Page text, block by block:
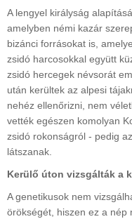
A lengyel királyság
amelyben némi kazár
bizánci forrásokat is,
zsidó harcosokkal együtt
zsidó hercegek névsorát
után kerültek az alpesi
nehéz ellenőrizni, nem
vették egészen komolyan
zsidó rokonságról - pedig
látszanak.
Kerülő úton vizsgálták a
A genetikusok nem
örökségét, hiszen ez a nép